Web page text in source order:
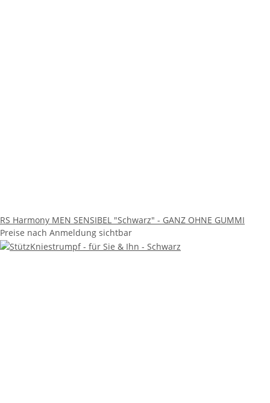
RS Harmony MEN SENSIBEL "Schwarz" - GANZ OHNE GUMMI
Preise nach Anmeldung sichtbar